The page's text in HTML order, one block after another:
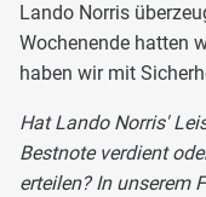
Lando Norris
Wochenende hatten
haben wir mit
Hat Lando Norris'
Bestnote verdient
erteilen? In unserem